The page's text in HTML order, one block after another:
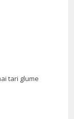
tari glume